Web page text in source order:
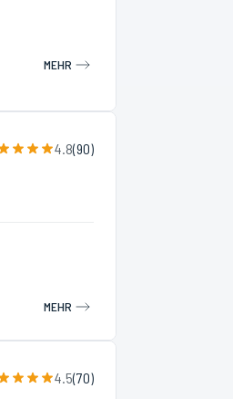
MEHR
4.8(90)
MEHR
4.5(70)